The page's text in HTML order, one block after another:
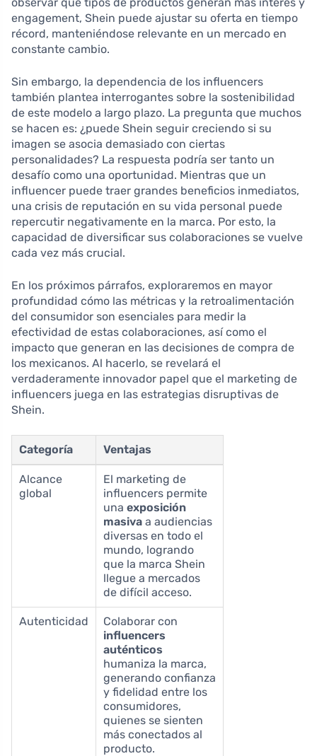
engagement, Shein puede ajustar su oferta en tiempo
récord, manteniéndose relevante en un mercado en
constante cambio.
Sin embargo, la dependencia de los influencers
también plantea interrogantes sobre la sostenibilidad
de este modelo a largo plazo. La pregunta que muchos
se hacen es: ¿puede Shein seguir creciendo si su
imagen se asocia demasiado con ciertas
personalidades? La respuesta podría ser tanto un
desafío como una oportunidad. Mientras que un
influencer puede traer grandes beneficios inmediatos,
una crisis de reputación en su vida personal puede
repercutir negativamente en la marca. Por esto, la
capacidad de diversificar sus colaboraciones se vuelve
cada vez más crucial.
En los próximos párrafos, exploraremos en mayor
profundidad cómo las métricas y la retroalimentación
del consumidor son esenciales para medir la
efectividad de estas colaboraciones, así como el
impacto que generan en las decisiones de compra de
los mexicanos. Al hacerlo, se revelará el
verdaderamente innovador papel que el marketing de
influencers juega en las estrategias disruptivas de
Shein.
Categoría Ventajas
Alcance
global
El marketing de
influencers permite
una exposición
masiva a audiencias
diversas en todo el
mundo, logrando
que la marca Shein
llegue a mercados
de difícil acceso.
Autenticidad
Colaborar con
influencers
auténticos
humaniza la marca,
generando confianza
y fidelidad entre los
consumidores,
quienes se sienten
más conectados al
producto.